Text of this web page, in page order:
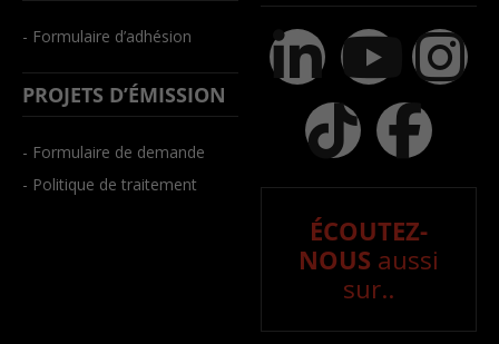
- Formulaire d’adhésion
PROJETS D’ÉMISSION
- Formulaire de demande
- Politique de traitement
ÉCOUTEZ-
NOUS aussi
sur..